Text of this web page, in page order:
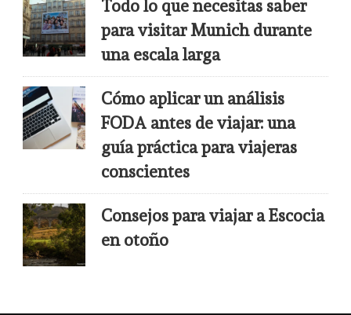
Todo lo que necesitas saber
para visitar Munich durante
una escala larga
Cómo aplicar un análisis
FODA antes de viajar: una
guía práctica para viajeras
conscientes
Consejos para viajar a Escocia
en otoño